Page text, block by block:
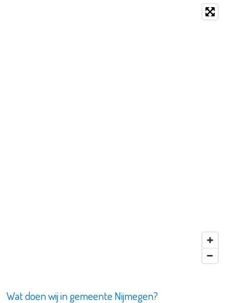
Wat doen wij in gemeente Nijmegen?